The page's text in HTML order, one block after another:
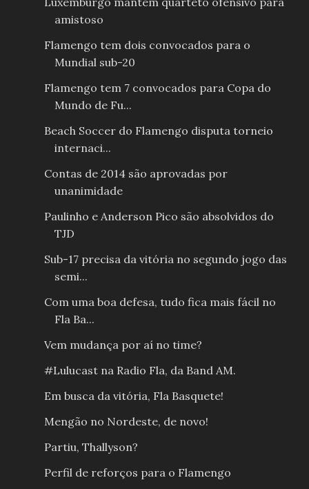
amistoso
Flamengo tem dois convocados para o
Mundial sub-20
Flamengo tem 7 convocados para Copa do
Mundo de Fu...
Beach Soccer do Flamengo disputa torneio
internaci...
Contas de 2014 são aprovadas por
unanimidade
Paulinho e Anderson Pico são absolvidos do
TJD
Sub-17 precisa da vitória no segundo jogo das
semi...
Com uma boa defesa, tudo fica mais fácil no
Fla Ba...
Vem mudança por aí no time?
#Lulucast na Radio Fla, da Band AM.
Em busca da vitória, Fla Basquete!
Mengão no Nordeste, de novo!
Partiu, Thallyson?
Perfil de reforços para o Flamengo